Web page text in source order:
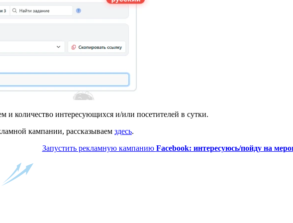
и количество интересующихся и/или посетителей в сутки.
кампании, рассказываем здесь.
Запустить рекламную кампанию Facebook: интересуюсь/пойду на